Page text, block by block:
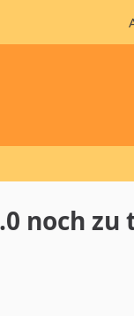
noch zu